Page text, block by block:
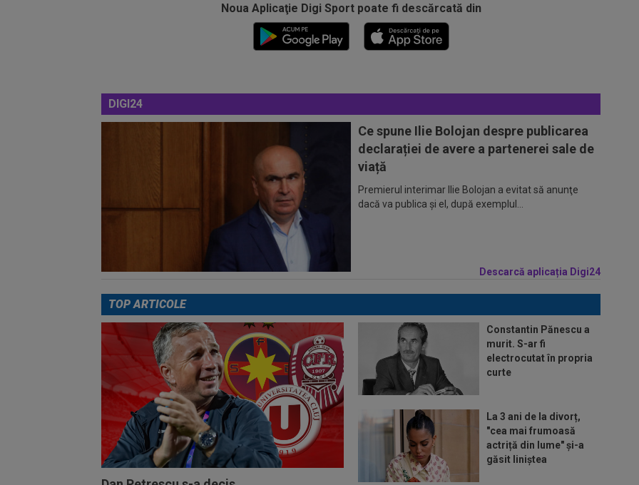
Noua Aplicaţie Digi Sport poate fi descărcată din
DIGI24
Ce spune Ilie Bolojan despre publicarea
declarației de avere a partenerei sale de
viață
Premierul interimar Ilie Bolojan a evitat să anunţe
dacă va publica şi el, după exemplul...
Descarcă aplicația Digi24
TOP ARTICOLE
Constantin Pănescu a
murit. S-ar fi
electrocutat în propria
curte
La 3 ani de la divorț,
"cea mai frumoasă
actriță din lume" și-a
găsit liniștea